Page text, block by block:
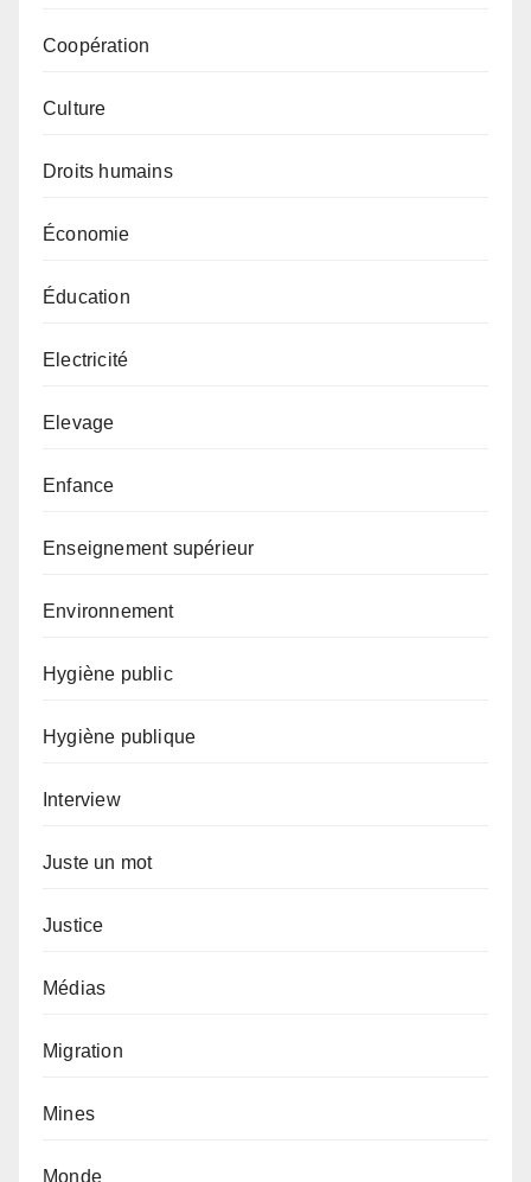
Coopération
Culture
Droits humains
Économie
Éducation
Electricité
Elevage
Enfance
Enseignement supérieur
Environnement
Hygiène public
Hygiène publique
Interview
Juste un mot
Justice
Médias
Migration
Mines
Monde